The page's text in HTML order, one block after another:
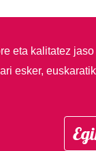
eta kalitatez
esker,